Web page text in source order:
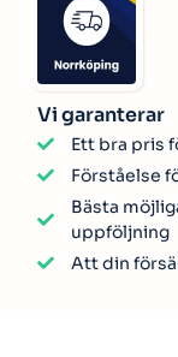
Vi garanterar
Ett bra pris
Förståelse
Bästa
uppföljning
Att din